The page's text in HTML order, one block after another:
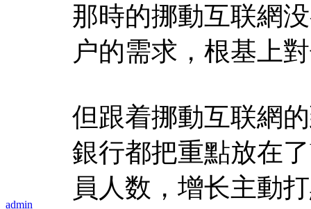
admin
那時的挪動互联網
户的需求，根基上
但跟着挪動互联網
銀行都把重點放在
員人数，增长主動